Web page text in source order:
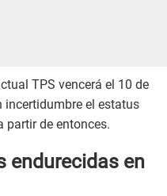
TPS vencerá el 10 de
incertidumbre el estatus
partir de entonces.
endurecidas en